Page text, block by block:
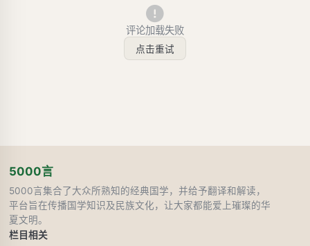
评论加载失败
点击重试
5000言
5000言集合了大众所熟知的经典国学，并给予翻译和解读，
平台旨在传播国学知识及民族文化，让大家都能爱上璀璨的华
夏文明。
栏目相关